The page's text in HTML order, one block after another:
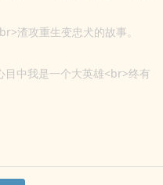
渣攻重生变忠犬的故事。
原着衍生...
中我是一个大英雄<br>终有
尾<b...